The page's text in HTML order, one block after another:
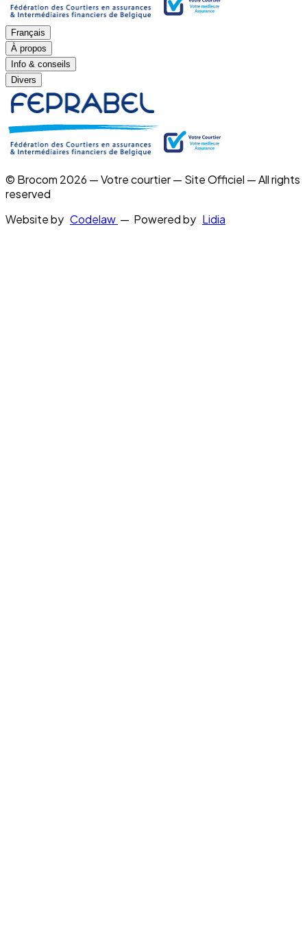
Français
À propos
Info & conseils
Divers
© Brocom 2026 — Votre courtier — Site Officiel — All rights
reserved
Website by Codelaw — Powered by Lidia